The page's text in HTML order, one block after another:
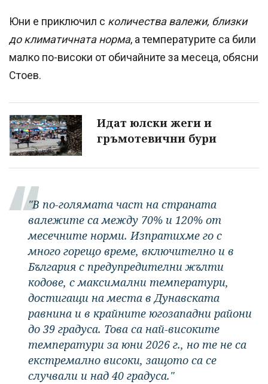
Юни е приключил с количества валежи, близки
до климатичната норма, а температурите са били
малко по-високи от обичайните за месеца, обясни
Стоев.
Идат юлски жеги и
гръмотевични бури
"В по-голямата част на страната
валежите са между 70% и 120% от
месечните норми. Изпратихме го с
много горещо време, включително и в
България с предупредителни жълти
кодове, с максимални температури,
достигащи на места в Дунавската
равнина и в крайните югозападни райони
до 39 градуса. Това са най-високите
температури за юни 2026 г., но те не са
екстремално високи, защото са се
случвали и над 40 градуса."